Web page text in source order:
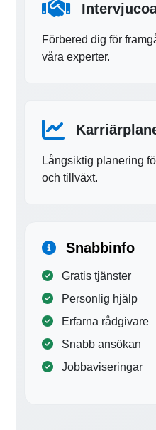
Förbered dig för
våra experter.
Långsiktig planering
och tillväxt.
Snabbinfo
Gratis tjänster
Personlig hjälp
Erfarna rådgivare
Snabb ansökan
Jobbaviseringar